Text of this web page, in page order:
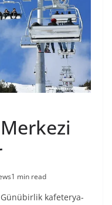
1 min read
kafeterya-